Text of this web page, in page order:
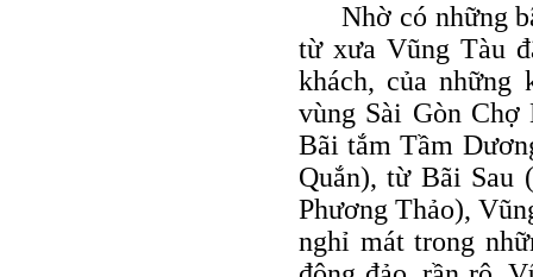
Nhờ có những
từ xưa Vũng Tàu
khách, của những
vùng Sài Gòn
Bãi tắm Tầm
Quắn), từ Bãi Sau
Phương Thảo),
nghỉ mát trong